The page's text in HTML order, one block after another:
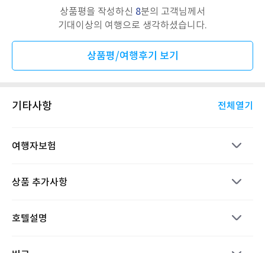
상품평을 작성하신 8분의 고객님께서
기대이상의 여행으로 생각하셨습니다.
상품평/여행후기 보기
기타사항 전체열기
여행자보험
상품 추가사항
호텔설명